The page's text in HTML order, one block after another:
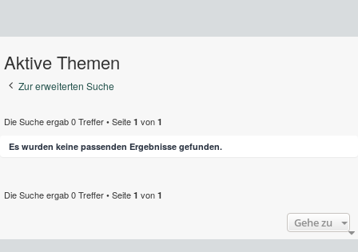
Aktive Themen
Zur erweiterten Suche
Die Suche ergab 0 Treffer • Seite 1 von 1
Es wurden keine passenden Ergebnisse gefunden.
Die Suche ergab 0 Treffer • Seite 1 von 1
Gehe zu